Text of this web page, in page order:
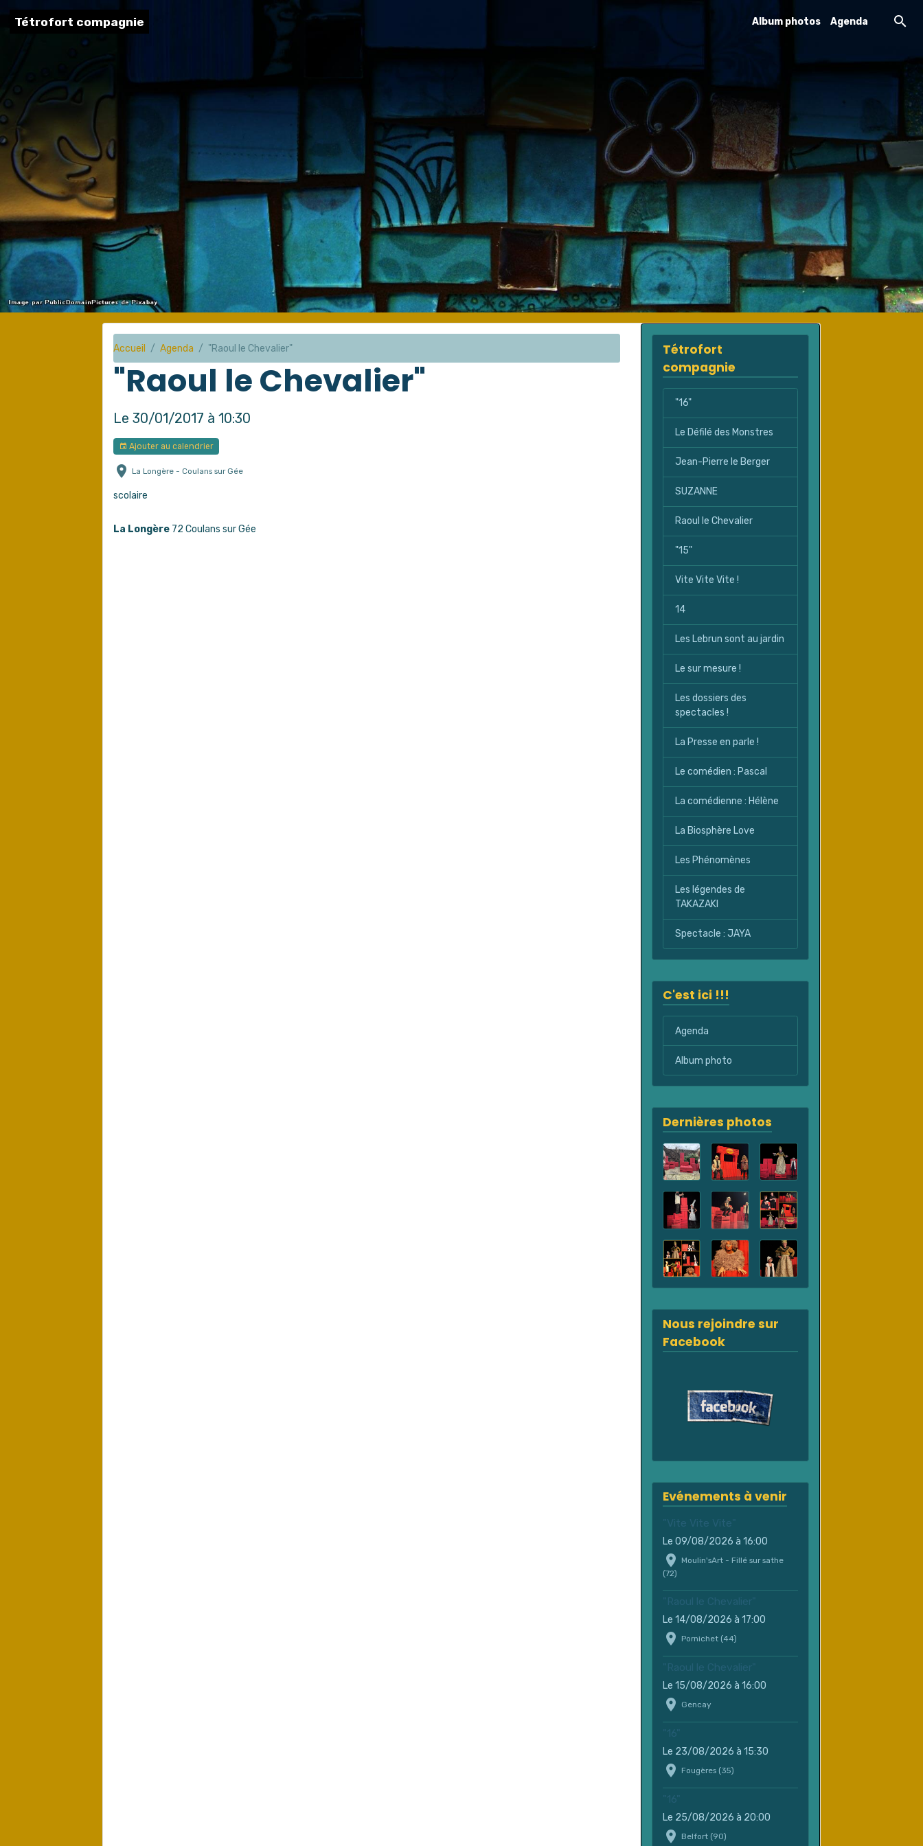
Tétrofort compagnie Album photos Agenda
Accueil Agenda "Raoul le Chevalier"
"Raoul le Chevalier"
Le 30/01/2017 à 10:30
Ajouter au calendrier
La Longère - Coulans sur Gée
scolaire
La Longère 72 Coulans sur Gée
Tétrofort
compagnie
"16"
Le Défilé des Monstres
Jean-Pierre le Berger
SUZANNE
Raoul le Chevalier
"15"
Vite Vite Vite !
14
Les Lebrun sont au jardin
Le sur mesure !
Les dossiers des
spectacles !
La Presse en parle !
Le comédien : Pascal
La comédienne : Hélène
La Biosphère Love
Les Phénomènes
Les légendes de
TAKAZAKI
Spectacle : JAYA
C'est ici !!!
Agenda
Album photo
Dernières photos
Nous rejoindre sur
Facebook
Evénements à venir
"Vite Vite Vite"
Le 09/08/2026 à 16:00
Moulin'sArt - Fillé sur sathe
(72)
"Raoul le Chevalier"
Le 14/08/2026 à 17:00
Pornichet (44)
"Raoul le Chevalier"
Le 15/08/2026 à 16:00
Gencay
"16"
Le 23/08/2026 à 15:30
Fougères (35)
"16"
Le 25/08/2026 à 20:00
Belfort (90)